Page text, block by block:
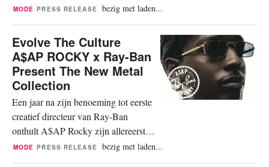
Los Angeles, de thuisbasis van het
merk, waar veelbelovende intenties en
kansen samenkomen. In de hoofdstad
van de verhaalkunst worden emoties
en vage herinneringen duidelijke
boodschappen door de kunst van het
filmmaken. De campagnefilm...
MODE PRESS RELEASE bezig met laden...
Evolve The Culture
A$AP ROCKY x Ray-Ban
Present The New Metal
Collection
Een jaar na zijn benoeming tot eerste
creatief directeur van Ray-Ban
onthult A$AP Rocky zijn allereerste
metal-collectie, inclusief zijn eerste
optische modellen voor het merk. Een
MODE PRESS RELEASE bezig met laden...